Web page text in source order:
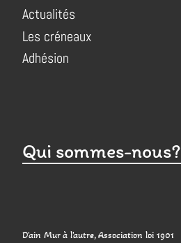
Actualités
Les créneaux
Adhésion
Qui sommes-nous?
D'ain Mur à l'autre, Association loi 1901